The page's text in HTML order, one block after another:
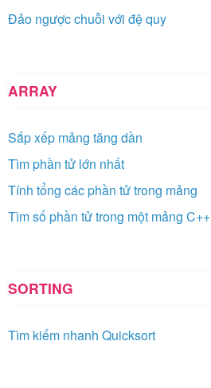
Đảo ngược chuỗi với đệ quy
ARRAY
Sắp xếp mảng tăng dần
Tìm phần tử lớn nhất
Tính tổng các phần tử trong mảng
Tìm số phần tử trong một mảng C++
SORTING
Tìm kiếm nhanh Quicksort